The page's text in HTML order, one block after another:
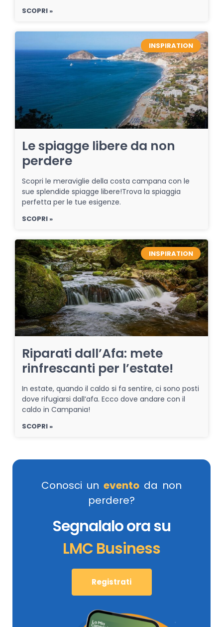
SCOPRI »
INSPIRATION
Le spiagge libere da non
perdere
Scopri le meraviglie della costa campana con le
sue splendide spiagge libere!Trova la spiaggia
perfetta per le tue esigenze.
SCOPRI »
INSPIRATION
Riparati dall’Afa: mete
rinfrescanti per l’estate!
In estate, quando il caldo si fa sentire, ci sono posti
dove rifugiarsi dall’afa. Ecco dove andare con il
caldo in Campania!
SCOPRI »
Conosci un evento da non
perdere?
Segnalalo ora su
LMC Business
Registrati